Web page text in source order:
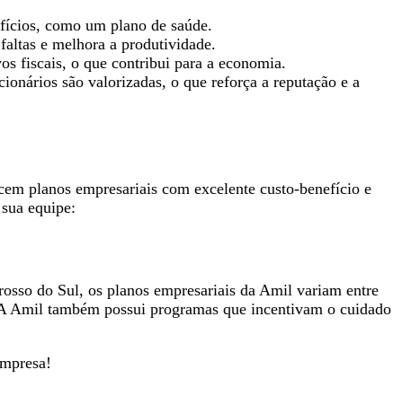
como um plano de saúde.
e melhora a produtividade.
fiscais, o que contribui para a economia.
são valorizadas, o que reforça a reputação e a
planos empresariais com excelente custo-benefício e
equipe:
do Sul, os planos empresariais da Amil variam entre
Amil também possui programas que incentivam o cuidado